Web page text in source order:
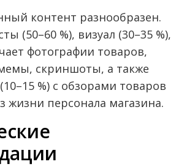
контент разнообразен.
(50–60 %), визуал (30–35 %),
фотографии товаров,
скриншоты, а также
%) с обзорами товаров
жизни персонала магазина.